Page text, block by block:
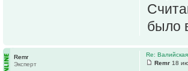
было
Re:
Remr 18
Remr
Эксперт